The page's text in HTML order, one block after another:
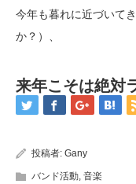
今年も暮れに近づいて
か？）、
来年こそは絶対
投稿者: Gany
バンド活動, 音楽